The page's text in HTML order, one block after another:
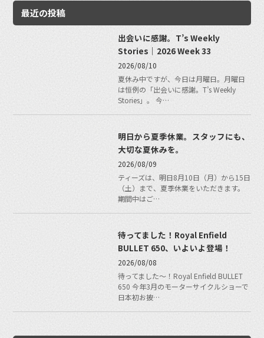
最近の投稿
出会いに感謝。T’s Weekly
Stories｜2026 Week 33
2026/08/10
夏休み中ですが、今日は月曜日。月曜日
は恒例の「出会いに感謝。T’s Weekly
Stories」。 今…
明日から夏季休業。スタッフにも、
大切な夏休みを。
2026/08/09
ティーズは、明日8月10日（月）から15日
（土）まで、夏季休業をいただきます。
期間中はご…
待ってました！Royal Enfield
BULLET 650、いよいよ登場！
2026/08/08
待ってました〜！Royal Enfield BULLET
650 今年3月のモーターサイクルショーで
日本初お披…